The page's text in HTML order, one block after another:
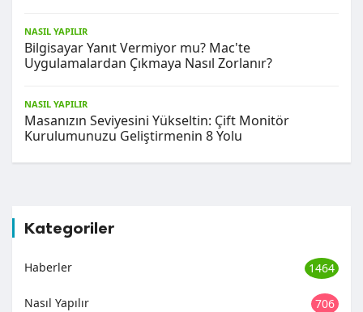
NASIL YAPILIR
Bilgisayar Yanıt Vermiyor mu? Mac'te
Uygulamalardan Çıkmaya Nasıl Zorlanır?
NASIL YAPILIR
Masanızın Seviyesini Yükseltin: Çift Monitör
Kurulumunuzu Geliştirmenin 8 Yolu
Kategoriler
Haberler 1464
Nasıl Yapılır 706